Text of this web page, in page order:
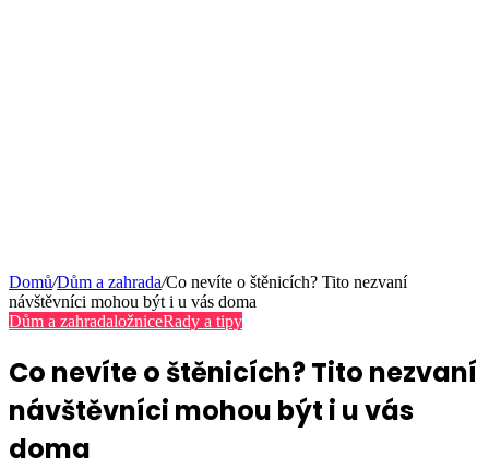
Domů/Dům a zahrada/Co nevíte o štěnicích? Tito nezvaní
návštěvníci mohou být i u vás doma
Dům a zahradaložniceRady a tipy
Co nevíte o štěnicích? Tito nezvaní
návštěvníci mohou být i u vás
doma